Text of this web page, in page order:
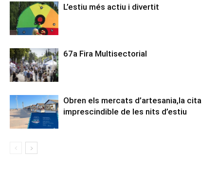
L’estiu més actiu i divertit
67a Fira Multisectorial
Obren els mercats d’artesania,la cita
imprescindible de les nits d’estiu